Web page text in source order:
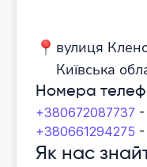
вулиця
Київська
Номера
+380672087737 -
+380661294275 -
Як нас